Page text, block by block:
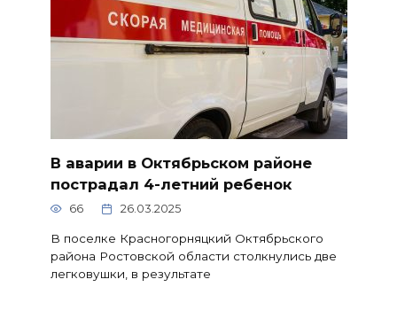
В аварии в Октябрьском районе
пострадал 4-летний ребенок
66 26.03.2025
В поселке Красногорняцкий Октябрьского
района Ростовской области столкнулись две
легковушки, в результате